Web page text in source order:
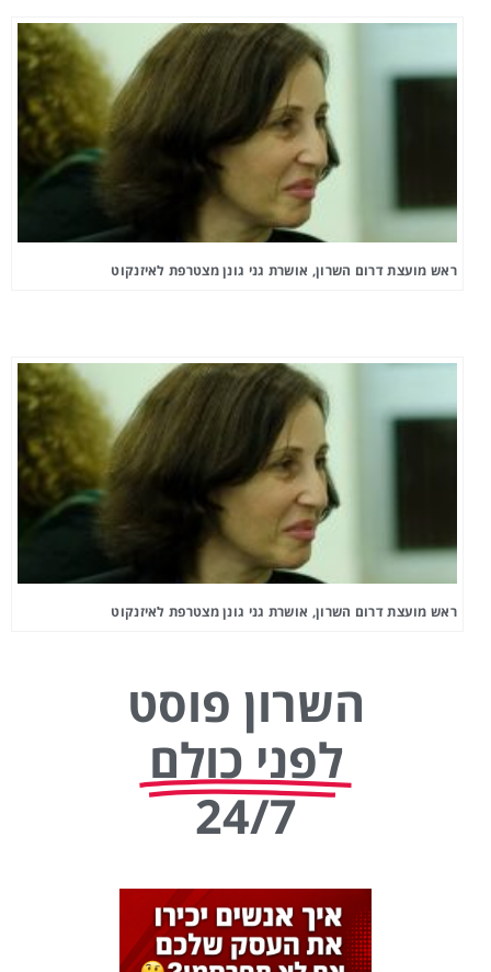
ראש מועצת דרום השרון, אושרת גני גונן מצטרפת לאיזנקוט
ראש מועצת דרום השרון, אושרת גני גונן מצטרפת לאיזנקוט
השרון פוסט
לפני כולם
24/7